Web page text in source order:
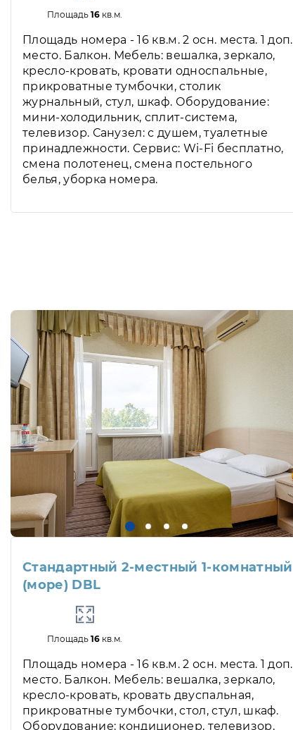
Площадь16 кв.м.
Площадь номера - 16 кв.м. 2 осн. места. 1 доп.
место. Балкон. Мебель: вешалка, зеркало,
кресло-кровать, кровати односпальные,
прикроватные тумбочки, столик
журнальный, стул, шкаф. Оборудование:
мини-холодильник, сплит-система,
телевизор. Санузел: с душем, туалетные
принадлежности. Сервис: Wi-Fi бесплатно,
смена полотенец, смена постельного
белья, уборка номера.
Стандартный 2-местный 1-комнатный
(море) DBL
Площадь16 кв.м.
Площадь номера - 16 кв.м. 2 осн. места. 1 доп.
место. Балкон. Мебель: вешалка, зеркало,
кресло-кровать, кровать двуспальная,
прикроватные тумбочки, стол, стул, шкаф.
Оборудование: кондиционер, телевизор,